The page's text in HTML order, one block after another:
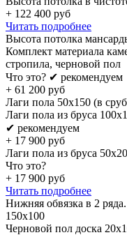
+ 122 400 руб
Читать подробнее
Высота потолка
Комплект материала
стропила, черновой пол
Что это? ✔ рекомендуем
+ 61 200 руб
Лаги пола 50х150 (в
Лаги пола из бруса
✔ рекомендуем
+ 17 900 руб
Лаги пола из бруса
Что это?
+ 17 900 руб
Читать подробнее
Нижняя обвязка в 2
150x100
Черновой пол доска